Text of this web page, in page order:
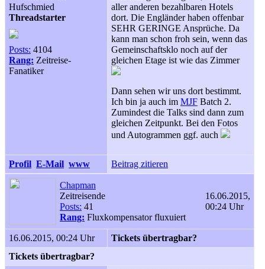
Hufschmied
Threadstarter
Posts: 4104
Rang: Zeitreise-
Fanatiker
aller anderen bezahlbaren Hotels
dort. Die Engländer haben offenbar
SEHR GERINGE Ansprüche. Da
kann man schon froh sein, wenn das
Gemeinschaftsklo noch auf der
gleichen Etage ist wie das Zimmer
Dann sehen wir uns dort bestimmt.
Ich bin ja auch im MJF Batch 2.
Zumindest die Talks sind dann zum
gleichen Zeitpunkt. Bei den Fotos
und Autogrammen ggf. auch
Profil E-Mail www Beitrag zitieren
Chapman
Zeitreisende
Posts: 41
Rang: Fluxkompensator fluxuiert
16.06.2015,
00:24 Uhr
16.06.2015, 00:24 Uhr
Tickets übertragbar?
Tickets übertragbar?